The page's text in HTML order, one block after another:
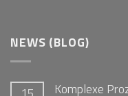
NEWS (BLOG)
Komplexe